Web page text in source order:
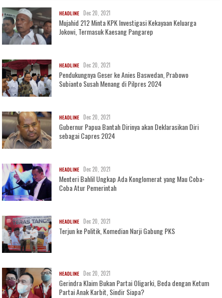
HEADLINE Dec 20, 2021
Mujahid 212 Minta KPK Investigasi Kekayaan Keluarga
Jokowi, Termasuk Kaesang Pangarep
HEADLINE Dec 20, 2021
Pendukungnya Geser ke Anies Baswedan, Prabowo
Subianto Susah Menang di Pilpres 2024
HEADLINE Dec 20, 2021
Gubernur Papua Bantah Dirinya akan Deklarasikan Diri
sebagai Capres 2024
HEADLINE Dec 20, 2021
Menteri Bahlil Ungkap Ada Konglomerat yang Mau Coba-
Coba Atur Pemerintah
HEADLINE Dec 20, 2021
Terjun ke Politik, Komedian Narji Gabung PKS
HEADLINE Dec 20, 2021
Gerindra Klaim Bukan Partai Oligarki, Beda dengan Ketum
Partai Anak Karbit, Sindir Siapa?